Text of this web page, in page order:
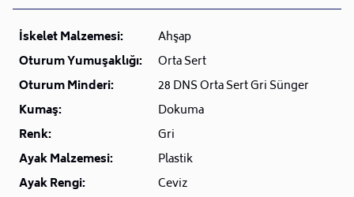
İskelet Malzemesi:
Ahşap
Oturum Yumuşaklığı:
Orta Sert
Oturum Minderi:
28 DNS Orta Sert Gri Sünger
Kumaş:
Dokuma
Renk:
Gri
Ayak Malzemesi:
Plastik
Ayak Rengi:
Ceviz